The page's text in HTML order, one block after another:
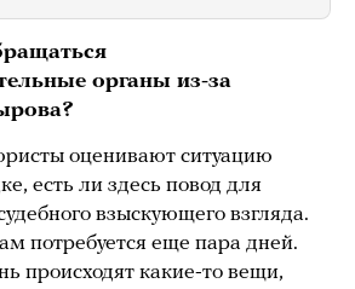
органы из-за
оценивают ситуацию
есть ли здесь повод для
взыскующего взгляда.
потребуется еще пара дней.
происходят какие-то вещи,